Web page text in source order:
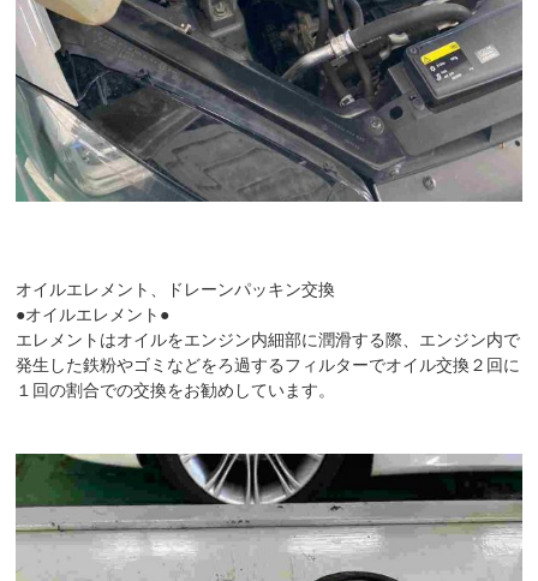
オイルエレメント、ドレーンパッキン交換
●オイルエレメント●
エレメントはオイルをエンジン内細部に潤滑する際、エンジン内で
発生した鉄粉やゴミなどをろ過するフィルターでオイル交換２回に
１回の割合での交換をお勧めしています。